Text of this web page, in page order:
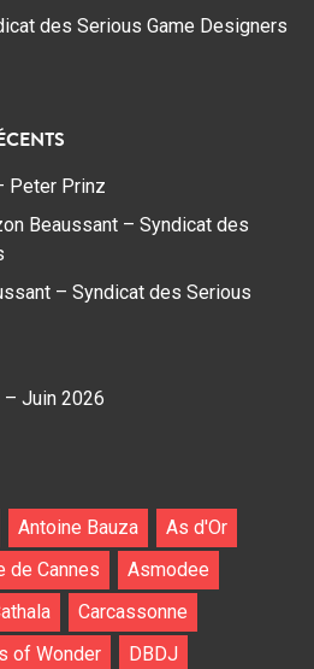
des Serious Game Designers
Peter Prinz
Beaussant – Syndicat des
– Syndicat des Serious
– Juin 2026
Antoine Bauza
As d'Or
de Cannes
Asmodee
Carcassonne
of Wonder DBDJ